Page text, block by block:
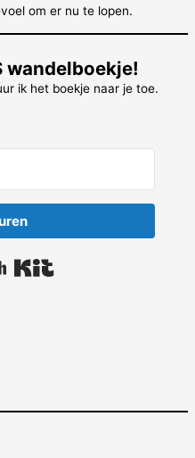
om er nu te lopen.
wandelboekje!
ik het boekje naar je toe.